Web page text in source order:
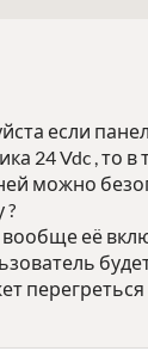
если
24 Vdc , то в
можно
?
её
перегреться